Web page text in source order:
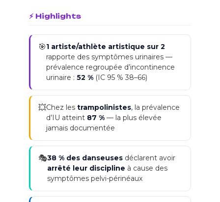
⚡ Highlights
🎯1 artiste/athlète artistique sur 2
rapporte des symptômes urinaires —
prévalence regroupée d’incontinence
urinaire : 52 % (IC 95 % 38–66)
💥Chez les trampolinistes, la prévalence
d’IU atteint 87 % — la plus élevée
jamais documentée
🎭38 % des danseuses déclarent avoir
arrêté leur discipline à cause des
symptômes pelvi-périnéaux